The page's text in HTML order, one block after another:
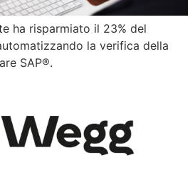
ha risparmiato il 23% del
la verifica della
SAP®.